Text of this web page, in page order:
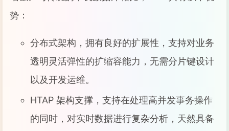
势：
分布式架构，拥有良好的扩展性，支持对业务
透明灵活弹性的扩缩容能力，无需分片键设计
以及开发运维。
HTAP 架构支撑，支持在处理高并发事务操作
的同时，对实时数据进行复杂分析，天然具备